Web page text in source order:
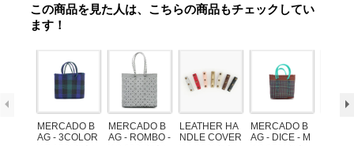
この商品を見た人は、こちらの商品もチェックしてい
ます！
MERCADO B
AG - 3COLOR
MERCADO B
AG - ROMBO -
LEATHER HA
NDLE COVER
MERCADO B
AG - DICE - M